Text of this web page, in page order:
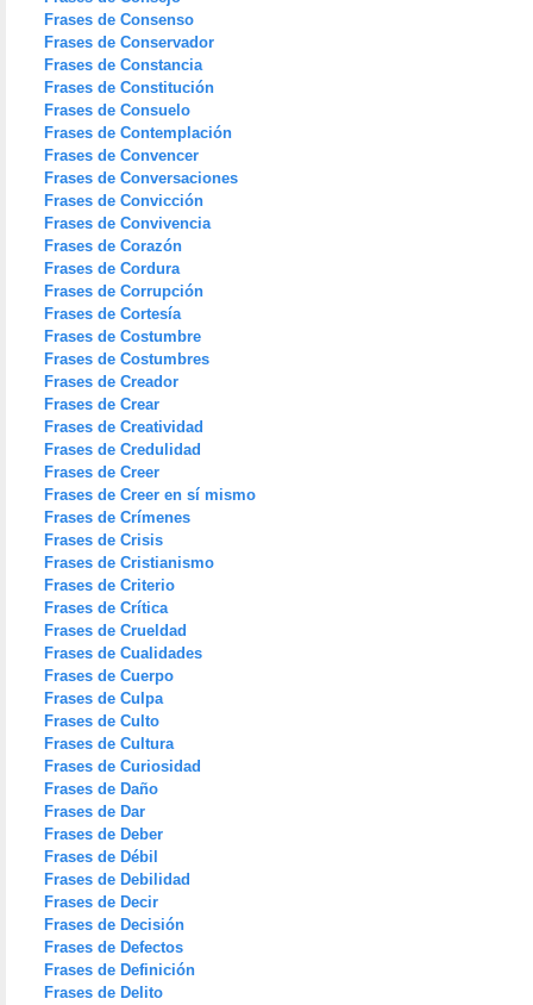
Frases de Consenso
Frases de Conservador
Frases de Constancia
Frases de Constitución
Frases de Consuelo
Frases de Contemplación
Frases de Convencer
Frases de Conversaciones
Frases de Convicción
Frases de Convivencia
Frases de Corazón
Frases de Cordura
Frases de Corrupción
Frases de Cortesía
Frases de Costumbre
Frases de Costumbres
Frases de Creador
Frases de Crear
Frases de Creatividad
Frases de Credulidad
Frases de Creer
Frases de Creer en sí mismo
Frases de Crímenes
Frases de Crisis
Frases de Cristianismo
Frases de Criterio
Frases de Crítica
Frases de Crueldad
Frases de Cualidades
Frases de Cuerpo
Frases de Culpa
Frases de Culto
Frases de Cultura
Frases de Curiosidad
Frases de Daño
Frases de Dar
Frases de Deber
Frases de Débil
Frases de Debilidad
Frases de Decir
Frases de Decisión
Frases de Defectos
Frases de Definición
Frases de Delito